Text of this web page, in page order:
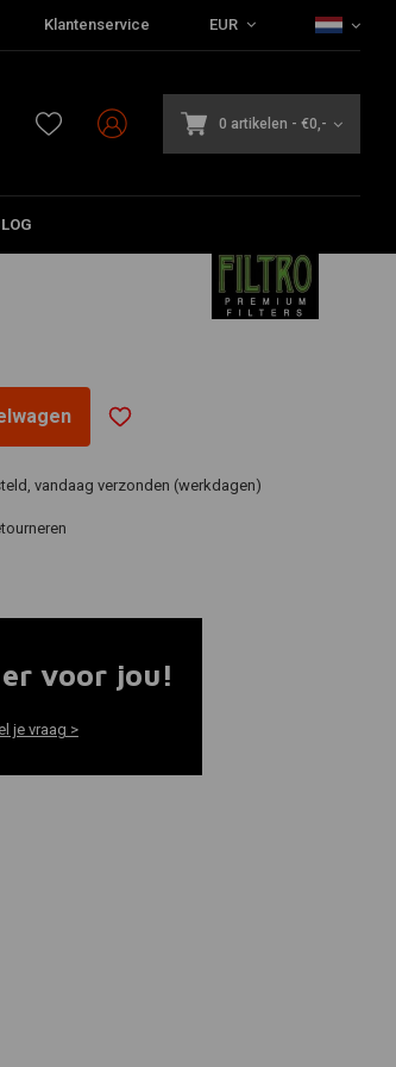
Klantenservice EUR
0 artikelen - €0,-
vandaag verzonden (werkdagen)
voor jou!
je vraag >